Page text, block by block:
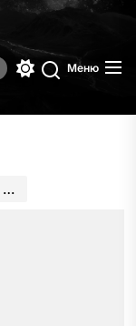
Поиск
Меню